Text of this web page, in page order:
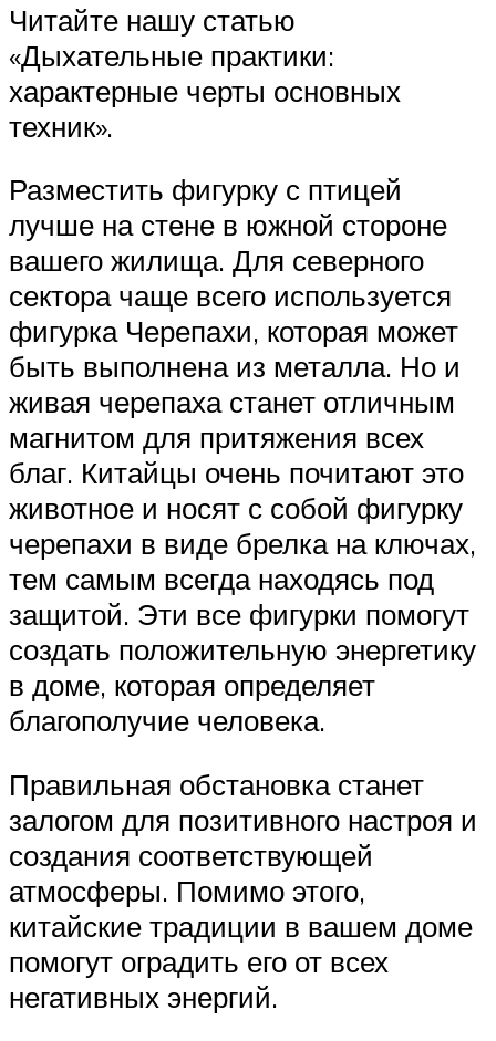
Читайте нашу статью
«Дыхательные практики:
характерные черты основных
техник».
Разместить фигурку с птицей
лучше на стене в южной стороне
вашего жилища. Для северного
сектора чаще всего используется
фигурка Черепахи, которая может
быть выполнена из металла. Но и
живая черепаха станет отличным
магнитом для притяжения всех
благ. Китайцы очень почитают это
животное и носят с собой фигурку
черепахи в виде брелка на ключах,
тем самым всегда находясь под
защитой. Эти все фигурки помогут
создать положительную энергетику
в доме, которая определяет
благополучие человека.
Правильная обстановка станет
залогом для позитивного настроя и
создания соответствующей
атмосферы. Помимо этого,
китайские традиции в вашем доме
помогут оградить его от всех
негативных энергий.